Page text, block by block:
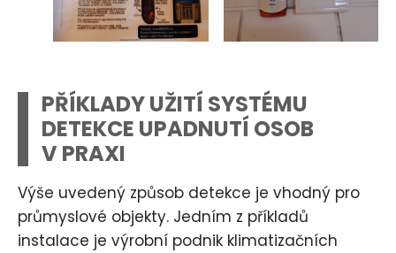
PŘÍKLADY UŽITÍ SYSTÉMU
DETEKCE UPADNUTÍ OSOB
V PRAXI
Výše uvedený způsob detekce je vhodný pro
průmyslové objekty. Jedním z příkladů
instalace je výrobní podnik klimatizačních